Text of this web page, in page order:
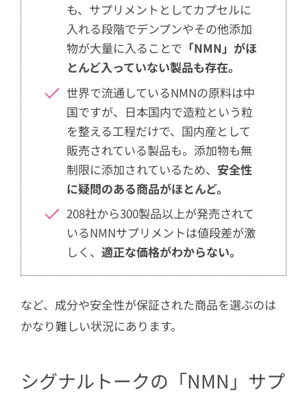
も、サプリメントとしてカプセルに
入れる段階でデンプンやその他添加
物が大量に入ることで 「NMN」がほ
とんど入っていない製品も存在。
世界で流通しているNMNの原料は中
国ですが、日本国内で造粒という粒
を整える工程だけで、国内産として
販売されている製品も。添加物も無
制限に添加されているため、 安全性
に疑問のある商品がほとんど。
208社から300製品以上が発売されて
いるNMNサプリメントは値段差が激
しく、 適正な価格がわからない。
など、成分や安全性が保証された商品を選ぶのは
かなり難しい状況にあります。
シグナルトークの「NMN」サプ